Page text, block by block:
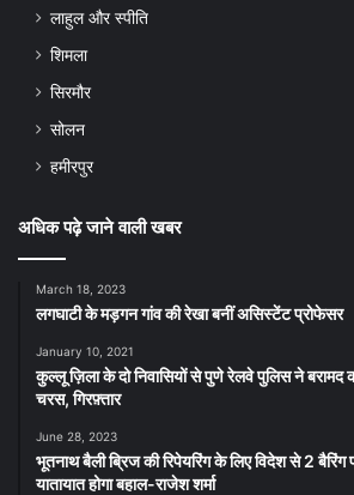
लाहुल और स्पीति
शिमला
सिरमौर
सोलन
हमीरपुर
अधिक पढ़े जाने वाली खबर
March 18, 2023
लगघाटी के मड़गन गांव की रेखा बनीं असिस्टेंट प्रोफेसर
January 10, 2021
कुल्लू ज़िला के दो निवासियों से पुणे रेलवे पुलिस ने
चरस, गिरफ़्तार
June 28, 2023
भूतनाथ बैली ब्रिज की रिपेयरिंग के लिए विदेश से 2
यातायात होगा बहाल-राजेश शर्मा